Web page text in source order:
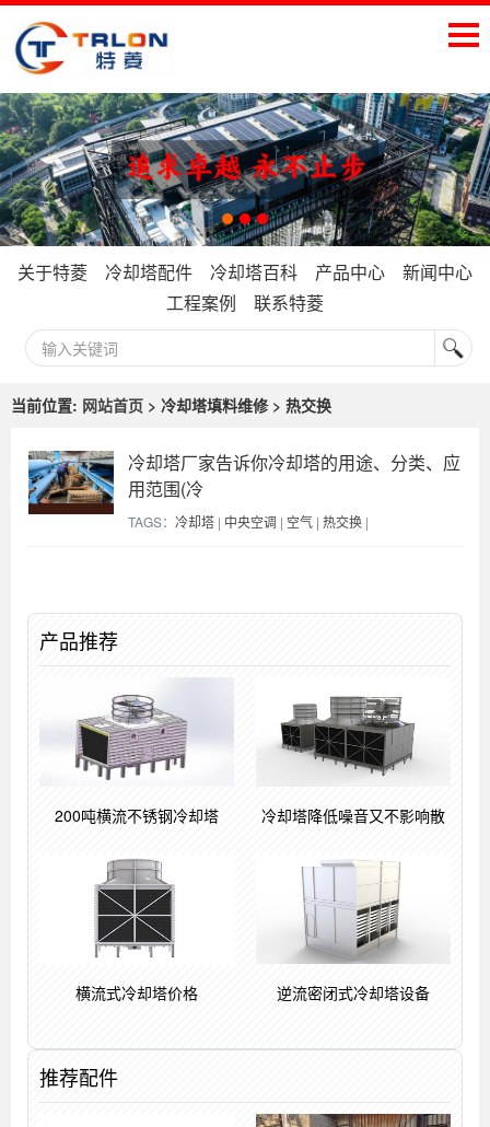
关于特菱 冷却塔配件 冷却塔百科 产品中心
新闻中心
工程案例
联系特菱
当前位置: 网站首页 > 冷却塔填料维修 > 热交换
冷却塔厂家告诉你冷却塔的用途、分类、应
用范围(冷
TAGS： 冷却塔 | 中央空调 | 空气 | 热交换 |
产品推荐
200吨横流不锈钢冷却塔 冷却塔降低噪音又不影响散
横流式冷却塔价格 逆流密闭式冷却塔设备
推荐配件